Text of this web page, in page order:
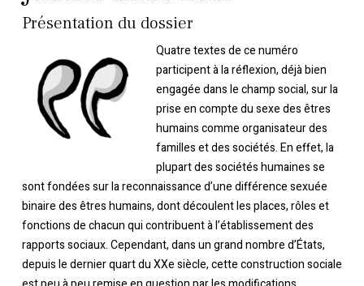
Présentation du dossier
Quatre textes de ce numéro
participent à la réflexion, déjà bien
engagée dans le champ social, sur la
prise en compte du sexe des êtres
humains comme organisateur des
familles et des sociétés. En effet, la
plupart des sociétés humaines se
sont fondées sur la reconnaissance d’une différence sexuée
binaire des êtres humains, dont découlent les places, rôles et
fonctions de chacun qui contribuent à l’établissement des
rapports sociaux. Cependant, dans un grand nombre d’États,
depuis le dernier quart du XXe siècle, cette construction sociale